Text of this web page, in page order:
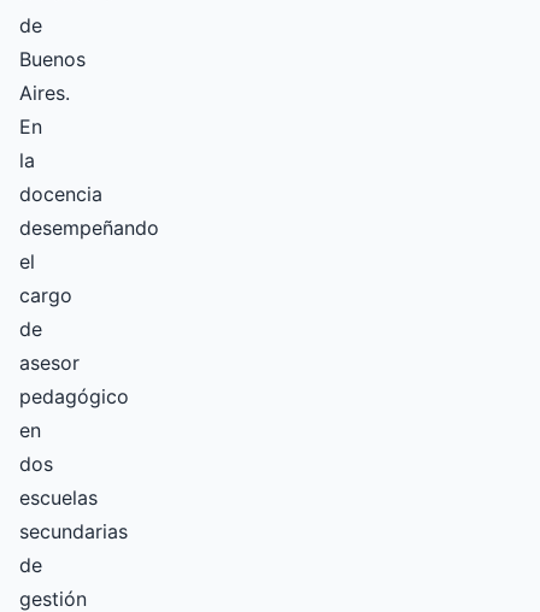
de
Buenos
Aires.
En
la
docencia
desempeñando
el
cargo
de
asesor
pedagógico
en
dos
escuelas
secundarias
de
gestión